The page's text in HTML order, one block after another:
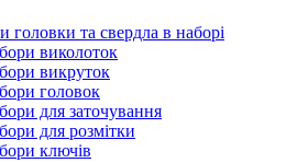
головки та свердла в наборі
виколоток
викруток
головок
для заточування
для розмітки
ключів